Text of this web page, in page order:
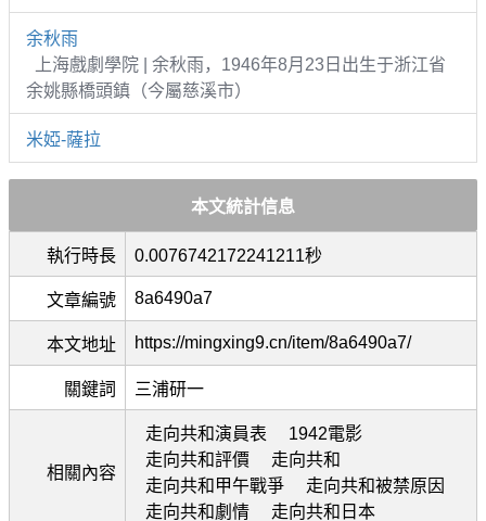
余秋雨
上海戲劇學院 | 余秋雨，1946年8月23日出生于浙江省
余姚縣橋頭鎮（今屬慈溪市）
米婭-薩拉
本文統計信息
執行時長 0.0076742172241211秒
文章編號 8a6490a7
本文地址 https://mingxing9.cn/item/8a6490a7/
關鍵詞 三浦研一
相關內容
走向共和演員表
1942電影
走向共和評價
走向共和
走向共和甲午戰爭
走向共和被禁原因
走向共和劇情
走向共和日本